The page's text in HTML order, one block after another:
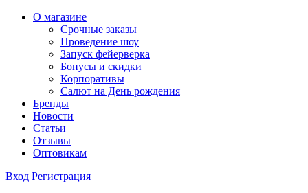
О магазине
Срочные заказы
Проведение шоу
Запуск фейерверка
Бонусы и скидки
Корпоративы
Салют на День рождения
Бренды
Новости
Статьи
Отзывы
Оптовикам
Вход Регистрация